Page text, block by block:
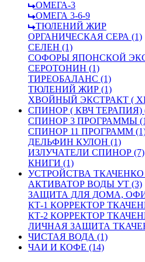
ОМЕГА-3
ОМЕГА 3-6-9
ТЮЛЕНИЙ ЖИР
ОРГАНИЧЕСКАЯ СЕРА (1)
СЕЛЕН (1)
СОФОРЫ ЯПОНСКОЙ
СЕРОТОНИН (1)
ТИРЕОБАЛАНС (1)
ТЮЛЕНИЙ ЖИР (1)
ХВОЙНЫЙ ЭКСТРАКТ (
СПИНОР ( КВЧ ТЕРАПИЯ)
СПИНОР 3 ПРОГРАММЫ
СПИНОР 11 ПРОГРАММ
ДЕЛЬФИН КУЛОН (1)
ИЗЛУЧАТЕЛИ СПИНОР (7)
КНИГИ (1)
УСТРОЙСТВА ТКАЧЕНКО
АКТИВАТОР ВОДЫ УТ (3)
ЗАЩИТА ДЛЯ ДОМА,
КТ-1 КОРРЕКТОР
КТ-2 КОРРЕКТОР
ЛИЧНАЯ ЗАЩИТА
ЧИСТАЯ ВОДА (1)
ЧАИ И КОФЕ (14)